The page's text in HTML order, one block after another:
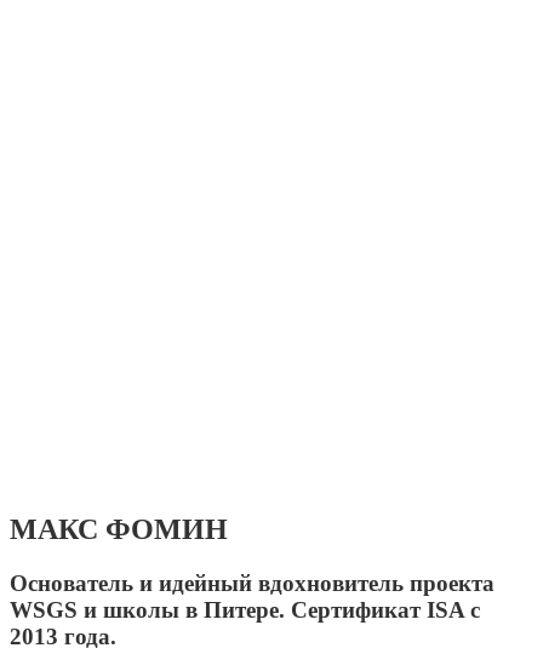
МАКС ФОМИН
Основатель и идейный вдохновитель проекта
WSGS и школы в Питере. Cертификат ISA с
2013 года.